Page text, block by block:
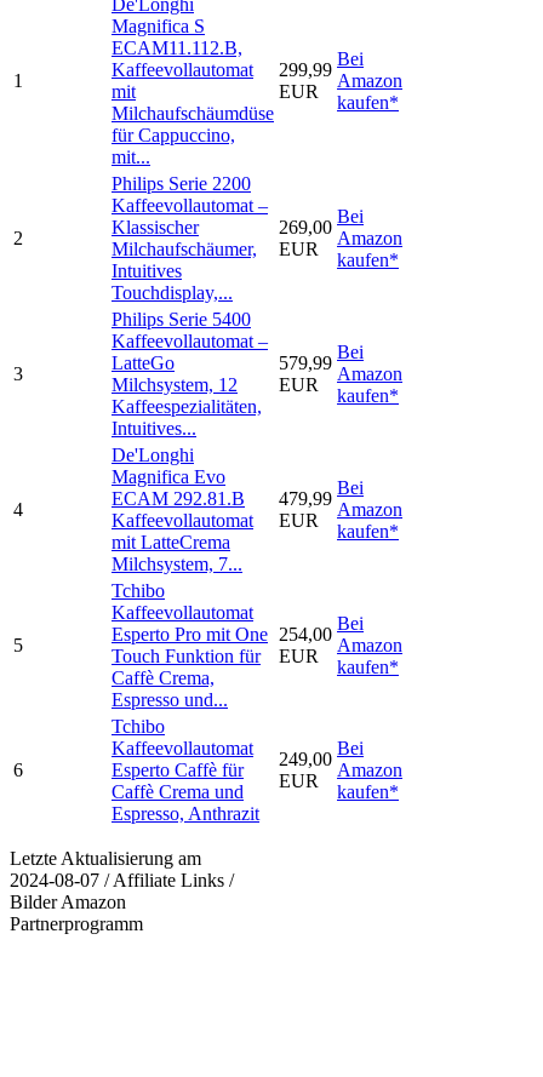
1
De'Longhi
Magnifica S
ECAM11.112.B,
Kaffeevollautomat
mit
Milchaufschäumdüse
für Cappuccino,
mit...
299,99
EUR
Bei
Amazon
kaufen*
2
Philips Serie 2200
Kaffeevollautomat –
Klassischer
Milchaufschäumer,
Intuitives
Touchdisplay,...
269,00
EUR
Bei
Amazon
kaufen*
3
Philips Serie 5400
Kaffeevollautomat –
LatteGo
Milchsystem, 12
Kaffeespezialitäten,
Intuitives...
579,99
EUR
Bei
Amazon
kaufen*
4
De'Longhi
Magnifica Evo
ECAM 292.81.B
Kaffeevollautomat
mit LatteCrema
Milchsystem, 7...
479,99
EUR
Bei
Amazon
kaufen*
5
Tchibo
Kaffeevollautomat
Esperto Pro mit One
Touch Funktion für
Caffè Crema,
Espresso und...
254,00
EUR
Bei
Amazon
kaufen*
6
Tchibo
Kaffeevollautomat
Esperto Caffè für
Caffè Crema und
Espresso, Anthrazit
249,00
EUR
Bei
Amazon
kaufen*
Letzte Aktualisierung am
2024-08-07 / Affiliate Links /
Bilder Amazon
Partnerprogramm